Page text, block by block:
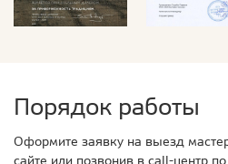
Порядок работы
Оформите заявку на выезд
сайте или позвонив в call-центр